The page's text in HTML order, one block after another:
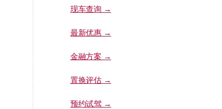
现车查询 →
最新优惠 →
金融方案 →
置换评估 →
预约试驾 →